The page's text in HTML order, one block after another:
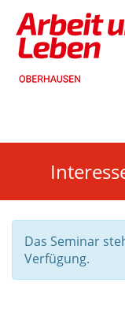
Das Seminar
Verfügung.